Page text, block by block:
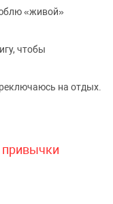
«живой»
чтобы
на отдых.
привычки